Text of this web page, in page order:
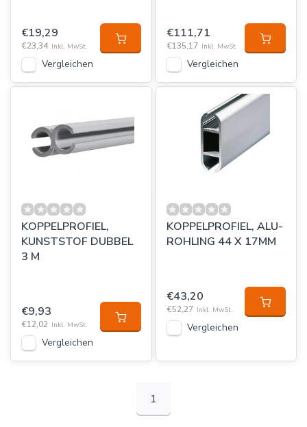
€19,29
€23,34 Inkl. MwSt.
Vergleichen
€111,71
€135,17 Inkl. MwSt.
Vergleichen
KOPPELPROFIEL,
KUNSTSTOF DUBBEL
3 M
€9,93
€12,02 Inkl. MwSt.
Vergleichen
KOPPELPROFIEL, ALU-
ROHLING 44 X 17MM
€43,20
€52,27 Inkl. MwSt.
Vergleichen
1